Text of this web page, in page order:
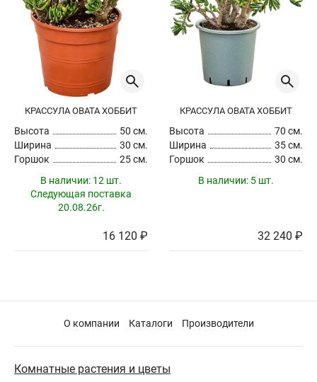
Диаметр горшкасм
Ширина кроны см
Стоимостьруб
КРАССУЛА ОВАТА ХОББИТ
Высота
50 см.
Ширина
30 см.
Горшок
25 см.
В наличии: 12 шт.
Следующая поставка
20.08.26г.
16 120 ₽
КРАССУЛА ОВАТА ХОББИТ
Высота
70 см.
Ширина
35 см.
Горшок
30 см.
В наличии: 5 шт.
32 240 ₽
О компании Каталоги Производители
Комнатные растения и цветы